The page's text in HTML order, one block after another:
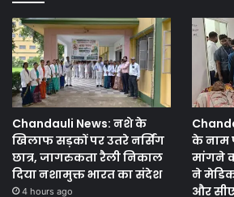
Chandauli News: नशे के
खिलाफ सड़कों पर उतरे नर्सिंग
छात्र, जागरुकता रैली निकाल
दिया नशामुक्त भारत का संदेश
4 hours ago
के नाम
मांगने
ने
और